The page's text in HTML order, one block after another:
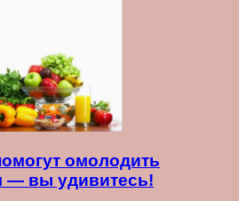
омолодить
— вы удивитесь!